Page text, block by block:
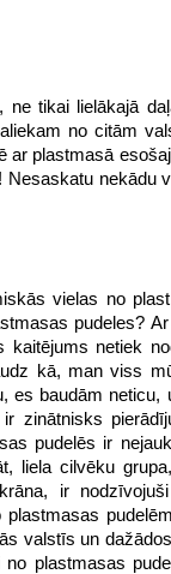
tikai lielākajā
no citām
ar plastmasā
nekādu
vielas no
pudeles?
kaitējums netiek
kā, man viss
es baudām neticu,
zinātnisks
pudelēs ir
liela cilvēku
ir
valstīs un
plastmasas